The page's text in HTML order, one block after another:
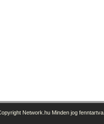
Network.hu Minden jog fenntartva.